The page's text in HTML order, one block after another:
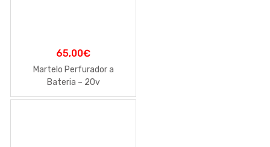
65,00€
Martelo Perfurador a
Bateria – 20v